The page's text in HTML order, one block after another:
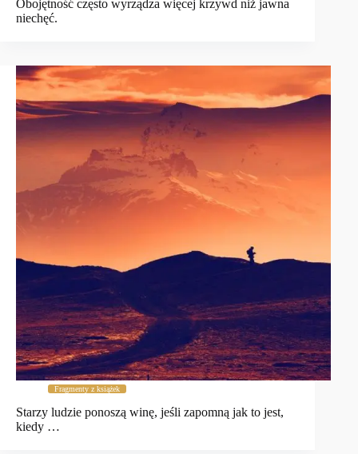
Obojętność często wyrządza więcej krzywd niż jawna
niechęć.
Fragmenty z książek
Starzy ludzie ponoszą winę, jeśli zapomną jak to jest,
kiedy …